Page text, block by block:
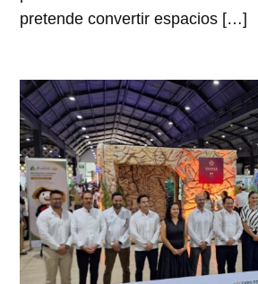
pretende convertir espacios […]